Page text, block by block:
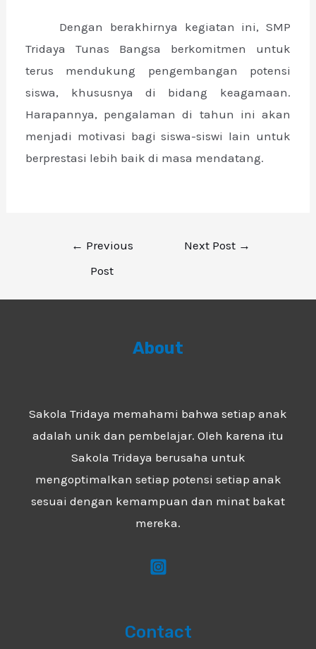
Dengan berakhirnya kegiatan ini, SMP
Tridaya Tunas Bangsa berkomitmen untuk
terus mendukung pengembangan potensi
siswa, khususnya di bidang keagamaan.
Harapannya, pengalaman di tahun ini akan
menjadi motivasi bagi siswa-siswi lain untuk
berprestasi lebih baik di masa mendatang.
← Previous
Post
Next Post →
About
Sakola Tridaya memahami bahwa setiap anak
adalah unik dan pembelajar. Oleh karena itu
Sakola Tridaya berusaha untuk
mengoptimalkan setiap potensi setiap anak
sesuai dengan kemampuan dan minat bakat
mereka.
Contact